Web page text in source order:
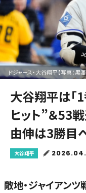
ドジャース・大谷翔平【写真：黒澤
大谷翔平は「
ヒット”＆53
由伸は3勝目
大谷翔平
敵地・ジャイアンツ